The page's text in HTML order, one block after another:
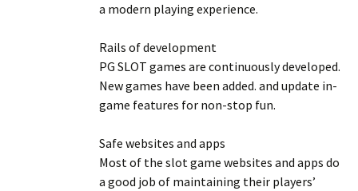
a modern playing experience.
Rails of development
PG SLOT games are continuously developed.
New games have been added. and update in-
game features for non-stop fun.
Safe websites and apps
Most of the slot game websites and apps do
a good job of maintaining their players’